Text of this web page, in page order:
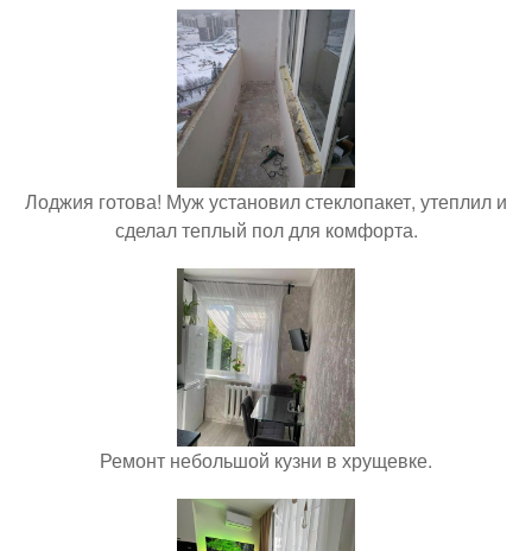
Лоджия готова! Муж установил стеклопакет, утеплил и
сделал теплый пол для комфорта.
Ремонт небольшой кузни в хрущевке.